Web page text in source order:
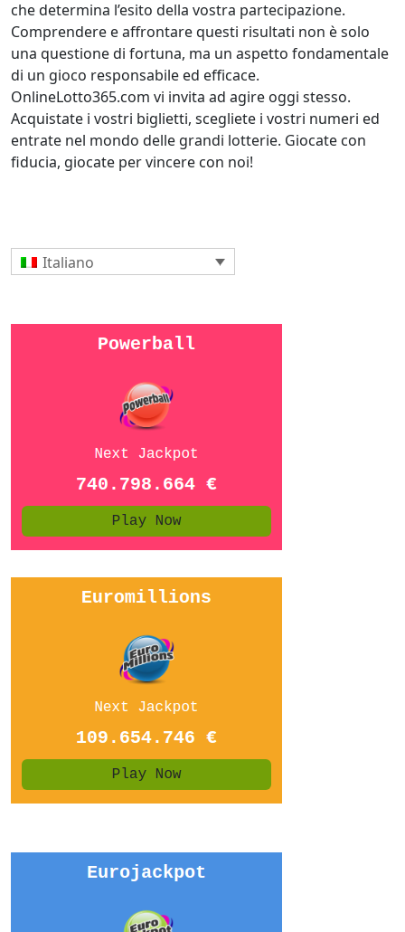
che determina l’esito della vostra partecipazione.
Comprendere e affrontare questi risultati non è solo
una questione di fortuna, ma un aspetto fondamentale
di un gioco responsabile ed efficace.
OnlineLotto365.com vi invita ad agire oggi stesso.
Acquistate i vostri biglietti, scegliete i vostri numeri ed
entrate nel mondo delle grandi lotterie. Giocate con
fiducia, giocate per vincere con noi!
Italiano